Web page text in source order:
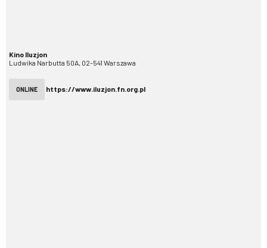
Kino Iluzjon
Ludwika Narbutta 50A, 02-541 Warszawa
ONLINE https://www.iluzjon.fn.org.pl